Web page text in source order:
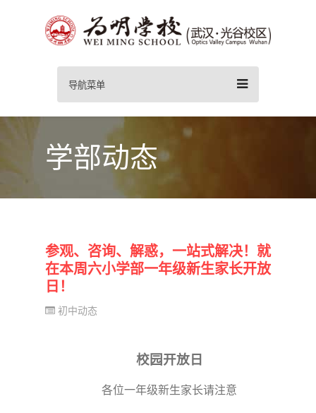
导航菜单
学部动态
参观、咨询、解惑，一站式解决！就
在本周六小学部一年级新生家长开放
日！
初中动态
校园开放日
各位一年级新生家长请注意